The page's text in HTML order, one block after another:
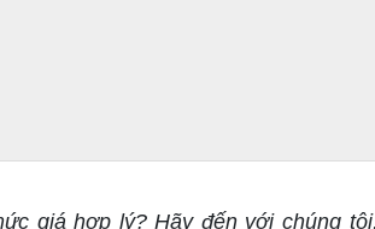
giá hợp lý? Hãy đến với chúng